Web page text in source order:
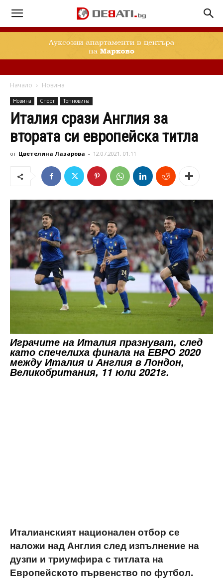
Начало Новина
Новина Спорт Топновина
Италия срази Англия за
втората си европейска титла
от Цветелина Лазарова - 12.07.2021, 01:11
Играчите на Италия празнуват, след
като спечелиха финала на ЕВРО 2020
между Италия и Англия в Лондон,
Великобритания, 11 юли 2021г.
Италианският национален отбор се
наложи над Англия след изпълнение на
дузпи и триумфира с титлата на
Европейското първенство по футбол.